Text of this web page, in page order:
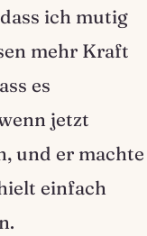
ich mutig
mehr Kraft
es
jetzt
und er machte
einfach